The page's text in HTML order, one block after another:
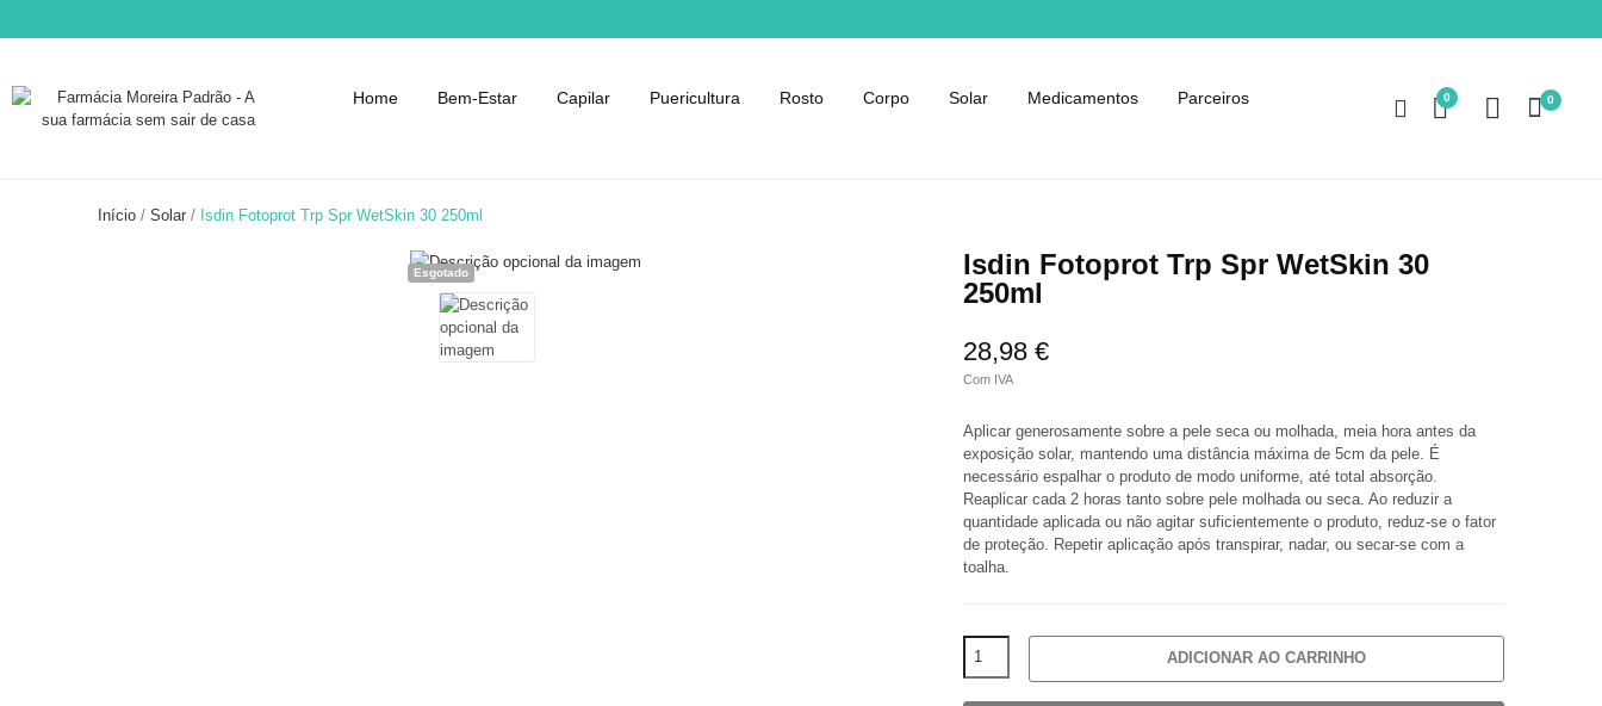
Home Bem-Estar Capilar Puericultura Rosto Corpo Solar Medicamentos Parceiros 0 0
Início Solar Isdin Fotoprot Trp Spr WetSkin 30 250ml
Esgotado
Isdin Fotoprot Trp Spr WetSkin 30
250ml
28,98 €
Com IVA
Aplicar generosamente sobre a pele seca ou molhada, meia hora antes da
exposição solar, mantendo uma distância máxima de 5cm da pele. É
necessário espalhar o produto de modo uniforme, até total absorção.
Reaplicar cada 2 horas tanto sobre pele molhada ou seca. Ao reduzir a
quantidade aplicada ou não agitar suficientemente o produto, reduz-se o fator
de proteção. Repetir aplicação após transpirar, nadar, ou secar-se com a
toalha.
ADICIONAR AO CARRINHO